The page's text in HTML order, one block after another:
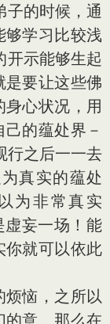
子的时候，通
够学习比较浅
开示能够生起
是要让这些佛
心状况，用
的蕴处界－
行之后一一去
真实的蕴处
为非常真实
虚妄一场！能
你就可以依此
恼，之所以
的意。那么在